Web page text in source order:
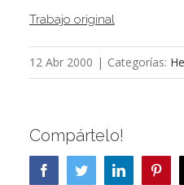
Trabajo original
12 Abr 2000 | Categorías:
Compártelo!
FacebookTwitterLinkedIn